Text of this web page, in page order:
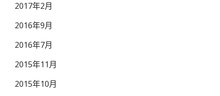
2017年2月
2016年9月
2016年7月
2015年11月
2015年10月